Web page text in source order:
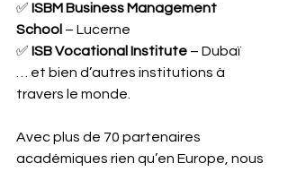
✅ ISBM Business Management
School – Lucerne
✅ ISB Vocational Institute – Dubaï
… et bien d’autres institutions à
travers le monde.
Avec plus de 70 partenaires
académiques rien qu’en Europe, nous